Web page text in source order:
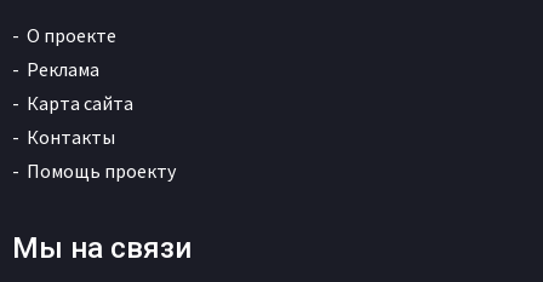
О проекте
Реклама
Карта сайта
Контакты
Помощь проекту
Мы на связи